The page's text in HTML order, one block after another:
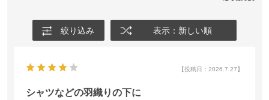
絞り込み 表示：新しい順
【投稿日：2026.7.27】
シャツなどの羽織りの下に